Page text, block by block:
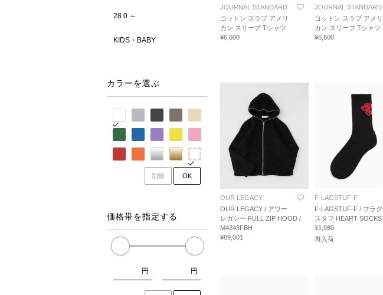
28.0 ～
KIDS・BABY
カラーを選ぶ
削除 OK
価格帯を指定する
円 円
JOURNAL STANDARD
コットン スラブ アメリ
カン スリーブ Tシャツ
¥6,600
JOURNAL STANDARD
コットン スラブ アメリ
カン スリーブ Tシャツ
¥6,600
OUR LEGACY
OUR LEGACY / アワー
レガシー FULL ZIP HOOD /
M4243FBH
¥89,001
F-LAGSTUF-F
F-LAGSTUF-F / フラグ
スタフ HEART SOCKS
¥1,980
再入荷